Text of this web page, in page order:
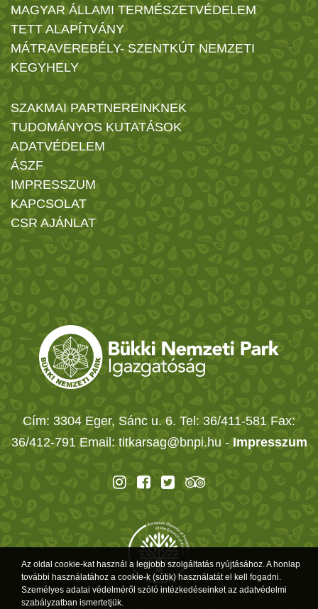
MAGYAR ÁLLAMI TERMÉSZETVÉDELEM
TETT ALAPÍTVÁNY
MÁTRAVEREBÉLY- SZENTKÚT NEMZETI
KEGYHELY
SZAKMAI PARTNEREINKNEK
TUDOMÁNYOS KUTATÁSOK
ADATVÉDELEM
ÁSZF
IMPRESSZUM
KAPCSOLAT
CSR AJÁNLAT
Cím: 3304 Eger, Sánc u. 6. Tel: 36/411-581 Fax:
36/412-791 Email: titkarsag@bnpi.hu - Impresszum
Az oldal cookie-kat használ a legjobb szolgáltatás nyújtásához. A honlap
további használatához a cookie-k (sütik) használatát el kell fogadni.
Személyes adatai védelméről szóló intézkedéseinket az adatvédelmi
szabályzatban ismertetjük.